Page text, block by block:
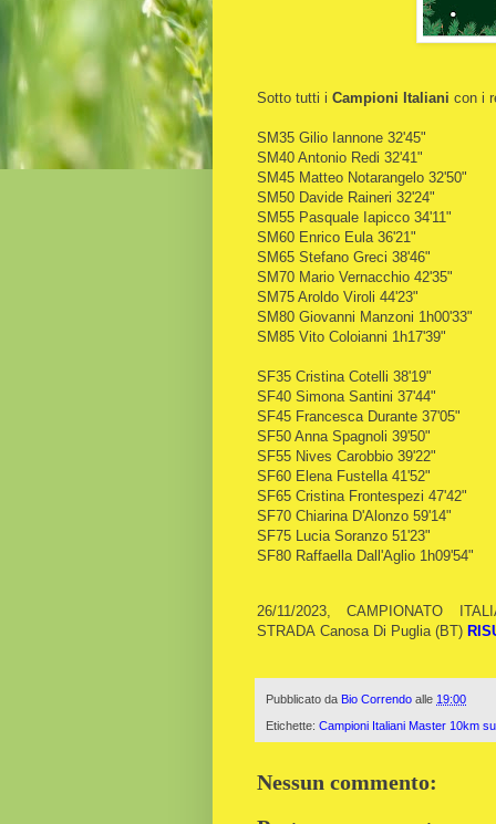
Sotto tutti i Campioni Italiani con i
SM35 Gilio Iannone 32'45"
SM40 Antonio Redi 32'41"
SM45 Matteo Notarangelo 32'50"
SM50 Davide Raineri 32'24"
SM55 Pasquale Iapicco 34'11"
SM60 Enrico Eula 36'21"
SM65 Stefano Greci 38'46"
SM70 Mario Vernacchio 42'35"
SM75 Aroldo Viroli 44'23"
SM80 Giovanni Manzoni 1h00'33"
SM85 Vito Coloianni 1h17'39"
SF35 Cristina Cotelli 38'19"
SF40 Simona Santini 37'44"
SF45 Francesca Durante 37'05"
SF50 Anna Spagnoli 39'50"
SF55 Nives Carobbio 39'22"
SF60 Elena Fustella 41'52"
SF65 Cristina Frontespezi 47'42"
SF70 Chiarina D'Alonzo 59'14"
SF75 Lucia Soranzo 51'23"
SF80 Raffaella Dall'Aglio 1h09'54"
26/11/2023, CAMPIONATO
STRADA Canosa Di Puglia (BT)
Pubblicato da Bio Correndo alle 19:00
Etichette: Campioni Italiani Master 10km
Nessun commento: